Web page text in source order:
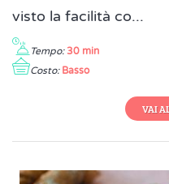
visto la facilità co...
Tempo: 30 min
Costo: Basso
VAI